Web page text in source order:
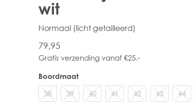
wit
Normaal (licht getailleerd)
79,95
Gratis verzending vanaf €25,-
Boordmaat
38
39 40 41 42 43 44